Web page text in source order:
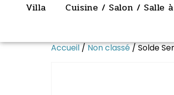
Villa Cuisine / Salon / Salle
Accueil/Non classé/ Solde